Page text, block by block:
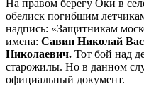
На правом берегу Оки в
обелиск погибшим
надпись: «Защитникам
имена: Савин Николай
Николаевич. Тот бой над
старожилы. Но в данном
официальный документ.